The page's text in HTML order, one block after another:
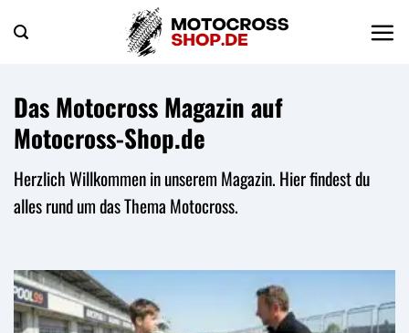
Inhalt
Das Motocross Magazin auf
Motocross-Shop.de
Herzlich Willkommen in unserem Magazin. Hier findest du
alles rund um das Thema Motocross.